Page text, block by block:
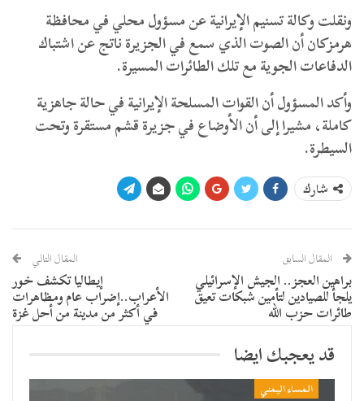
ونقلت وكالة تسنيم الإيرانية عن مسؤول محلي في محافظة
هرمزكان أن الصوت الذي سمع في الجزيرة ناتج عن اشتباك
الدفاعات الجوية مع تلك الطائرات المسيرة.
وأكد المسؤول أن القوات المسلحة الإيرانية في حالة جاهزية
كاملة، مشيرا إلى أن الأوضاع في جزيرة قشم مستقرة وتحت
السيطرة.
شارك
المقال السابق
براهين العجز.. الجيش الإسرائيلي
يلجأ للصيادين لتأمين شبكات تعيق
طائرات حزب الله
المقال التالي
إيطاليا تكشف خور
الأعراب..إضراب عام ومظاهرات
في أكثر من مدينة من أحل غزة
قد يعجبك ايضا
المساء اليمني